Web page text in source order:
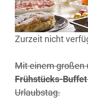
Zurzeit nicht
Mit einem großen
Frühstücks-Buffet
Urlaubstag.